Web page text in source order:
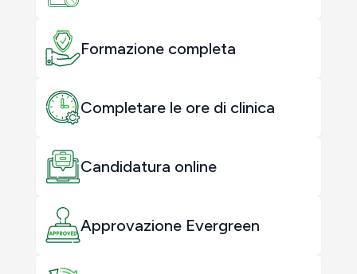
Formazione completa
Completare le ore di clinica
Candidatura online
Approvazione Evergreen